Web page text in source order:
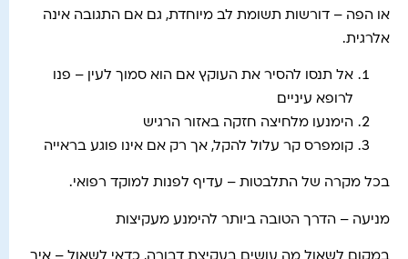
או הפה – דורשות תשומת לב מיוחדת, גם אם התגובה אינה
אלרגית.
אל תנסו להסיר את העוקץ אם הוא סמוך לעין – פנו
לרופא עיניים
הימנעו מלחיצה חזקה באזור הרגיש
קומפרס קר עלול להקל, אך רק אם אינו פוגע בראייה
בכל מקרה של התלבטות – עדיף לפנות למוקד רפואי.
מניעה – הדרך הטובה ביותר להימנע מעקיצות